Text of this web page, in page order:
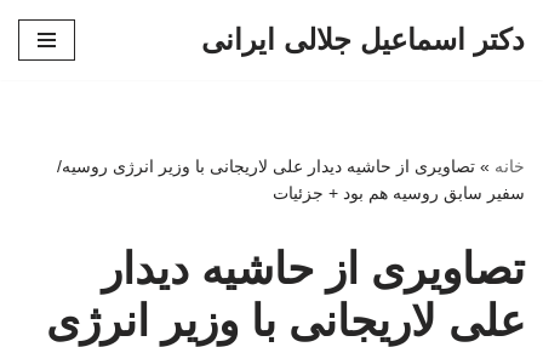
دکتر اسماعیل جلالی ایرانی
خانه » تصاویری از حاشیه دیدار علی لاریجانی با وزیر انرژی روسیه/
سفیر سابق روسیه هم بود + جزئیات
تصاویری از حاشیه دیدار
علی لاریجانی با وزیر انرژی